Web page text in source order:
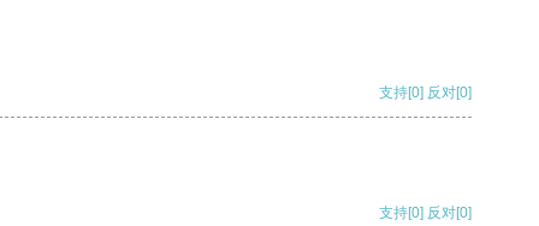
支持[0] 反对[0]
支持[0] 反对[0]